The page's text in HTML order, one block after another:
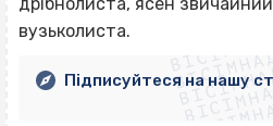
вузьколиста.
Підписуйтеся на нашу